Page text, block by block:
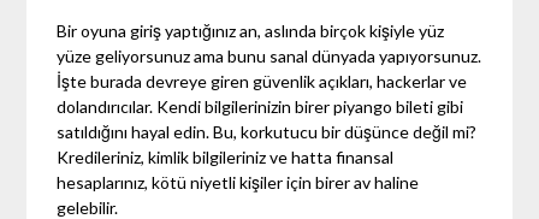
Bir oyuna giriş yaptığınız an, aslında birçok kişiyle yüz
yüze geliyorsunuz ama bunu sanal dünyada yapıyorsunuz.
İşte burada devreye giren güvenlik açıkları, hackerlar ve
dolandırıcılar. Kendi bilgilerinizin birer piyango bileti gibi
satıldığını hayal edin. Bu, korkutucu bir düşünce değil mi?
Kredileriniz, kimlik bilgileriniz ve hatta finansal
hesaplarınız, kötü niyetli kişiler için birer av haline
gelebilir.